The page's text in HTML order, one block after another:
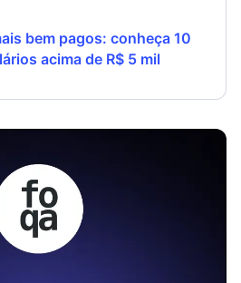
bem pagos: conheça 10
acima de R$ 5 mil